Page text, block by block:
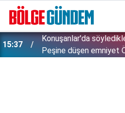
15:37
Konuşanlar'da
Peşine düşen emniyet